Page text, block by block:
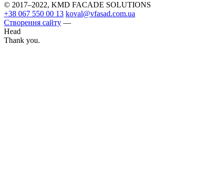
© 2017–2022, KMD FAСADE SOLUTIONS
+38 067 550 00 13 koval@vfasad.com.ua
Створення сайту —
Head
Thank you.